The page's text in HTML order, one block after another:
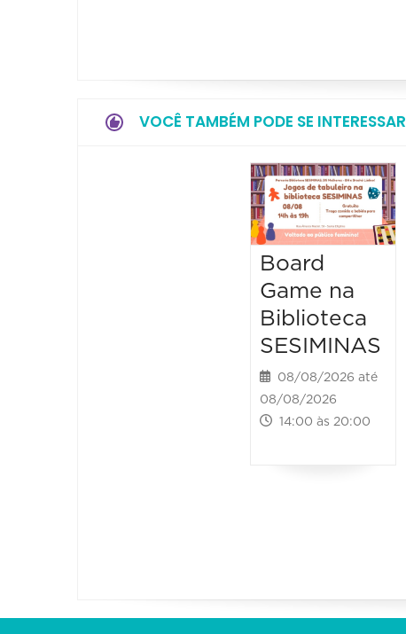
VOCÊ TAMBÉM PODE SE INTERESSAR
Board
Game na
Biblioteca
SESIMINAS
08/08/2026 até
08/08/2026
14:00 às 20:00